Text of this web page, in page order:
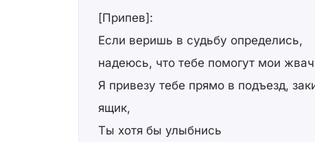
[Припев]:
Если веришь в судьбу определись,
надеюсь, что тебе помогут мои
Я привезу тебе прямо в подъезд,
ящик,
Ты хотя бы улыбнись